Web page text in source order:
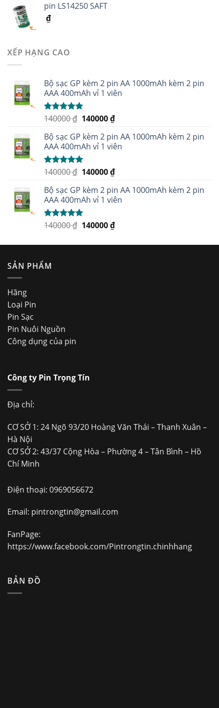
pin LS14250 SAFT
₫
XẾP HẠNG CAO
Bộ sạc GP kèm 2 pin AA 1000mAh kèm 2 pin
AAA 400mAh vỉ 1 viên
Được xếp
sao
140000₫ 140000₫
Bộ sạc GP kèm 2 pin AA 1000mAh kèm 2 pin
AAA 400mAh vỉ 1 viên
Được xếp
sao
140000₫ 140000₫
Bộ sạc GP kèm 2 pin AA 1000mAh kèm 2 pin
AAA 400mAh vỉ 1 viên
Được xếp
140000₫ 140000₫
SẢN PHẨM
Hãng
Loại Pin
Pin Sạc
Pin Nuôi Nguồn
Công dụng của pin
Công ty Pin Trọng Tín
Địa chỉ:
CƠ SỞ 1: 24 Ngõ 93/20 Hoàng Văn Thái – Thanh Xuân –
Hà Nội
CƠ SỞ 2: 43/37 Cộng Hòa – Phường 4 – Tân Bình – Hồ
Chí Minh
Điện thoại: 0969056672
Email: pintrongtin@gmail.com
FanPage:
https://www.facebook.com/Pintrongtin.chinhhang
BẢN ĐỒ